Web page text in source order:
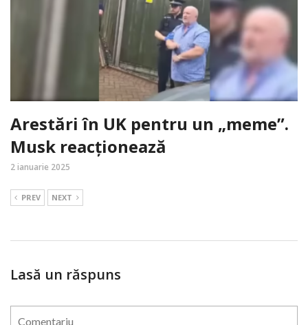
Arestări în UK pentru un „meme”.
Musk reacționează
2 ianuarie 2025
PREV NEXT
Lasă un răspuns